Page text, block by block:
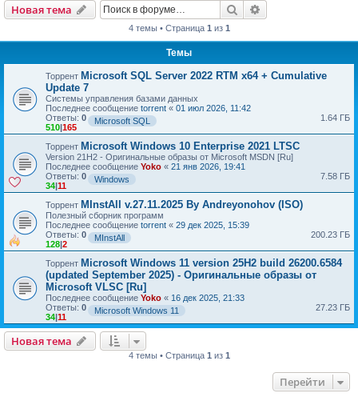
Новая тема Поиск
4 темы • Страница 1 из 1
Темы
Торрент Microsoft SQL Server 2022 RTM x64 + Cumulative
Update 7
Системы управления базами данных
Последнее сообщение torrent « 01 июл 2026, 11:42
Ответы: 0
510|165
1.64 ГБ
Microsoft SQL
Торрент Microsoft Windows 10 Enterprise 2021 LTSC
Version 21H2 - Оригинальные образы от Microsoft MSDN [Ru]
Последнее сообщение Yoko « 21 янв 2026, 19:41
Ответы: 0
34|11
7.58 ГБ
Windows
Торрент MInstAll v.27.11.2025 By Andreyonohov (ISO)
Полезный сборник программ
Последнее сообщение torrent « 29 дек 2025, 15:39
Ответы: 0
128|2
200.23 ГБ
MInstAll
Торрент Microsoft Windows 11 version 25H2 build 26200.6584
(updated September 2025) - Оригинальные образы от
Microsoft VLSC [Ru]
Последнее сообщение Yoko « 16 дек 2025, 21:33
Ответы: 0
34|11
27.23 ГБ
Microsoft Windows 11
Новая тема
4 темы • Страница 1 из 1
Перейти